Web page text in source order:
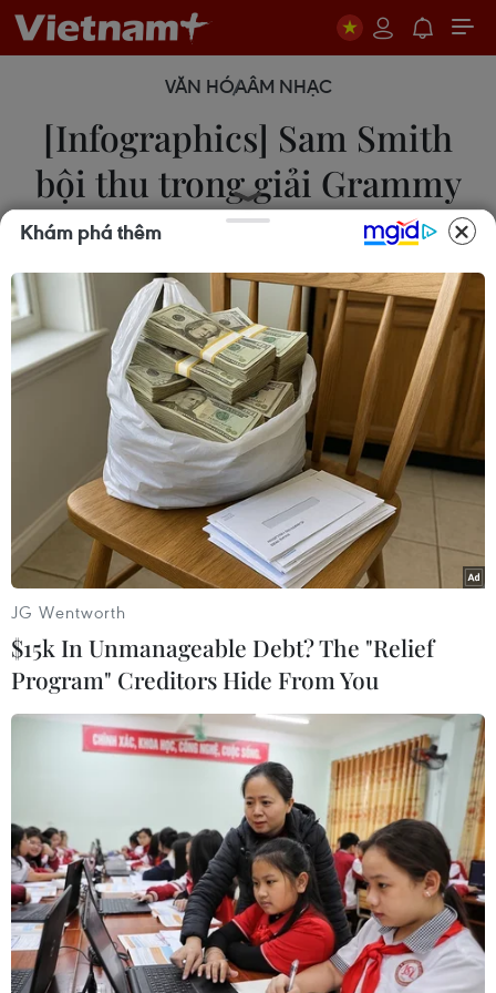
VĂN HÓAÂM NHẠC
[Infographics] Sam Smith
bội thu trong giải Grammy
2015
09/02/2015 09:16
Nam ca sỹ người Anh Sam Smith đã giành được 4
giải thưởng của Grammy 2015, Nghệ sỹ mới xuất
sắc, Album nhạc Pop xuất sắc, Bài hát của năm và
Ghi âm của năm.
Ca sỹ Sam Smith nhận được 4 giải thưởng Grammy 2015.
(Nguồn: WireImage)
Tối 8/2 theo giờ địa phương (sáng 9/2 giờ Việt
Khám phá thêm
JG Wentworth
$15k In Unmanageable Debt? The "Relief
Program" Creditors Hide From You